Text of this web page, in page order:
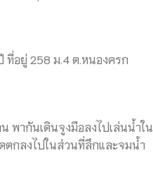
ที่อยู่ 258 ม.4 ต.หนองครก
พากันเดินจูงมือลงไปเล่นน้ำใน
ตกลงไปในส่วนที่ลึกและจมน้ำ